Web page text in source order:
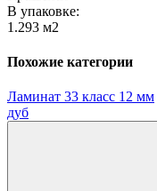
В упаковке:
1.293 м2
Похожие категории
Ламинат 33 класс 12 мм
дуб